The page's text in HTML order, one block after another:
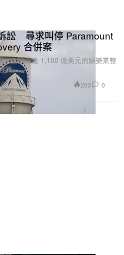
訟 尋求叫停 Paramount
合併案
金額高達 1,100 億美元的娛樂業整
戰。
203 0